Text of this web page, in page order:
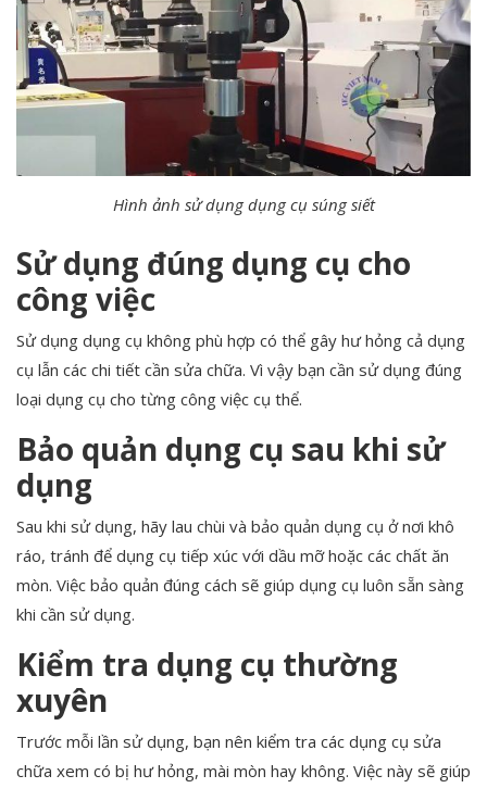
Hình ảnh sử dụng dụng cụ súng siết
Sử dụng đúng dụng cụ cho
công việc
Sử dụng dụng cụ không phù hợp có thể gây hư hỏng cả dụng
cụ lẫn các chi tiết cần sửa chữa. Vì vậy bạn cần sử dụng đúng
loại dụng cụ cho từng công việc cụ thể.
Bảo quản dụng cụ sau khi sử
dụng
Sau khi sử dụng, hãy lau chùi và bảo quản dụng cụ ở nơi khô
ráo, tránh để dụng cụ tiếp xúc với dầu mỡ hoặc các chất ăn
mòn. Việc bảo quản đúng cách sẽ giúp dụng cụ luôn sẵn sàng
khi cần sử dụng.
Kiểm tra dụng cụ thường
xuyên
Trước mỗi lần sử dụng, bạn nên kiểm tra các dụng cụ sửa
chữa xem có bị hư hỏng, mài mòn hay không. Việc này sẽ giúp